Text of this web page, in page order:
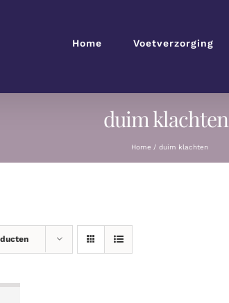
Home Voetverzorging
duim klachten
Home duim klachten